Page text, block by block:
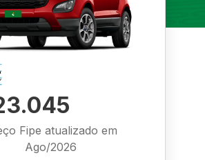
Fipe atualizado em
Ago/2026